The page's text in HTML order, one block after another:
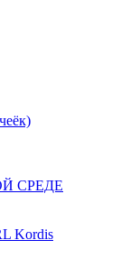
СРЕДЕ
Kordis